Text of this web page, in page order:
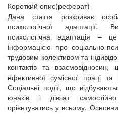
Короткий опис(реферат)
Дана стаття розкриває
психологічної адаптації.
психологічна адаптація –
інформацією про соціально-
трудовим колективом та
контактів та
ефективної сумісної праці
Соціальні події, що
юнаків і дівчат
орієнтуватись у всьому.